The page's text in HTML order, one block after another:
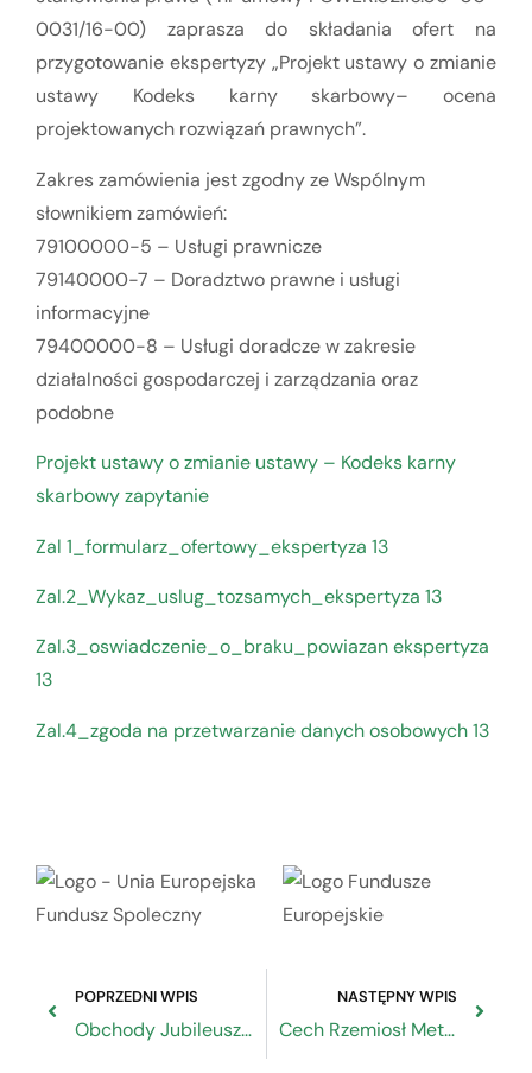
0031/16-00) zaprasza do składania ofert na
przygotowanie ekspertyzy „Projekt ustawy o zmianie
ustawy Kodeks karny skarbowy– ocena
projektowanych rozwiązań prawnych”.
Zakres zamówienia jest zgodny ze Wspólnym
słownikiem zamówień:
79100000-5 – Usługi prawnicze
79140000-7 – Doradztwo prawne i usługi
informacyjne
79400000-8 – Usługi doradcze w zakresie
działalności gospodarczej i zarządzania oraz
podobne
Projekt ustawy o zmianie ustawy – Kodeks karny
skarbowy zapytanie
Zal 1_formularz_ofertowy_ekspertyza 13
Zal.2_Wykaz_uslug_tozsamych_ekspertyza 13
Zal.3_oswiadczenie_o_braku_powiazan ekspertyza
13
Zal.4_zgoda na przetwarzanie danych osobowych 13
POPRZEDNI WPIS
Obchody Jubileuszu 70-lecia Cechu Rzemiosł Motoryzacyjnych
NASTĘPNY WPIS
Cech Rzemiosł Metalowych i IP wyróżniony podczas Gali Pereł Polskiej Gospodarki